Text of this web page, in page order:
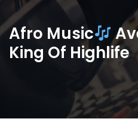
Afro Music
King Of Highlife